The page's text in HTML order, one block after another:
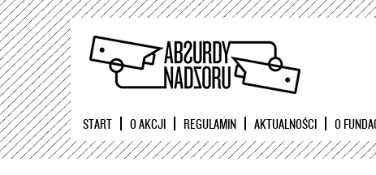
START O AKCJI REGULAMIN AKTUALNOŚCI O